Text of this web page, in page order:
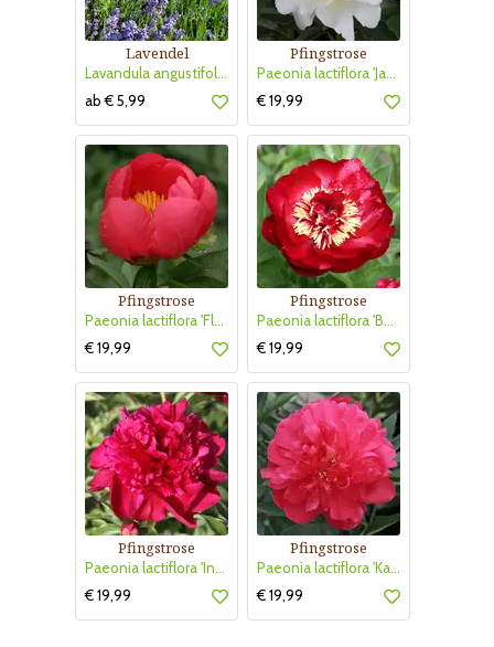
Lavendel
Lavandula angustifolia 'Thumbelina Leigh'
ab € 5,99
Pfingstrose
Paeonia lactiflora 'Jan van Leeuwen'
€ 19,99
Pfingstrose
Paeonia lactiflora 'Flame'
€ 19,99
Pfingstrose
Paeonia lactiflora 'Buckeye Belle'
€ 19,99
Pfingstrose
Paeonia lactiflora 'Inspecteur Lavergne'
€ 19,99
Pfingstrose
Paeonia lactiflora 'Kansas'
€ 19,99